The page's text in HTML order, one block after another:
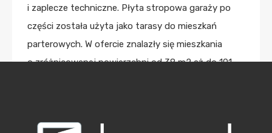
i zaplecze techniczne. Płyta stropowa garaży po
części została użyta jako tarasy do mieszkań
parterowych. W ofercie znalazły się mieszkania
o zróżnicowanej powierzchni od 38 m2 aż do 101